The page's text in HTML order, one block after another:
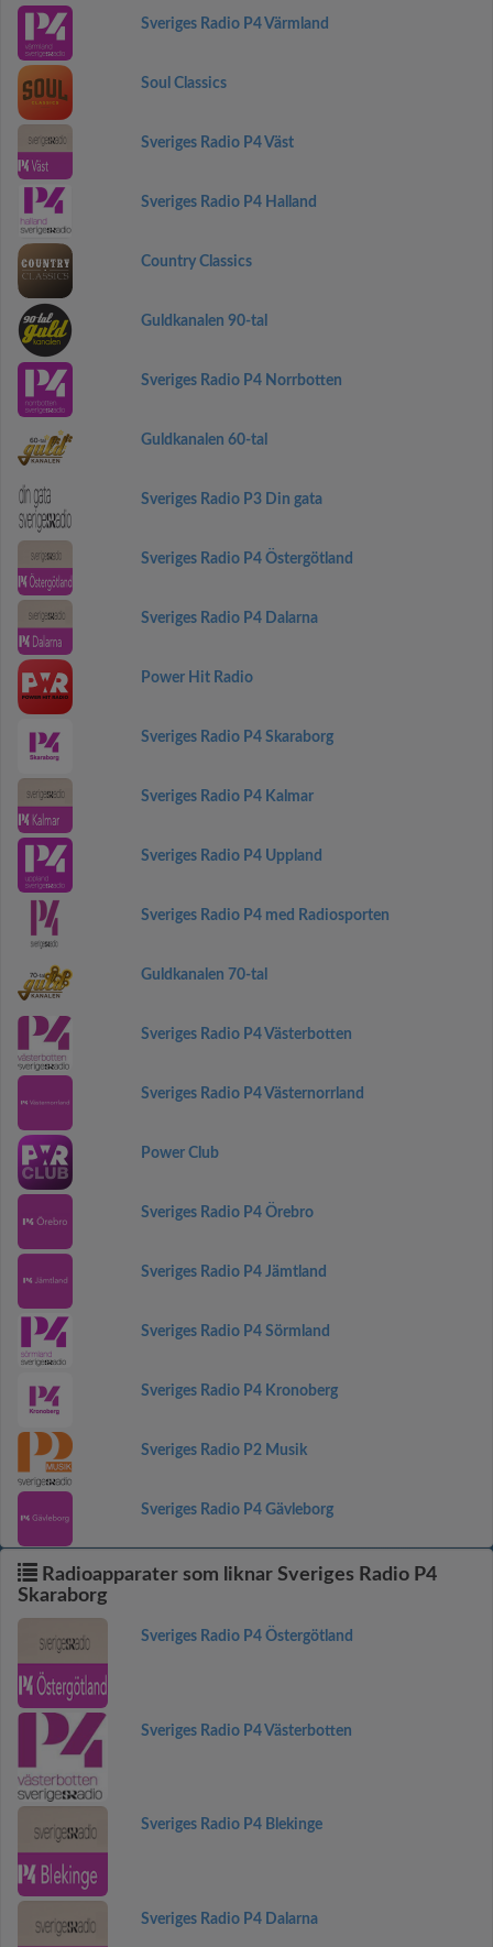
Sveriges Radio P4 Värmland
Soul Classics
Sveriges Radio P4 Väst
Sveriges Radio P4 Halland
Country Classics
Guldkanalen 90-tal
Sveriges Radio P4 Norrbotten
Guldkanalen 60-tal
Sveriges Radio P3 Din gata
Sveriges Radio P4 Östergötland
Sveriges Radio P4 Dalarna
Power Hit Radio
Sveriges Radio P4 Skaraborg
Sveriges Radio P4 Kalmar
Sveriges Radio P4 Uppland
Sveriges Radio P4 med Radiosporten
Guldkanalen 70-tal
Sveriges Radio P4 Västerbotten
Sveriges Radio P4 Västernorrland
Power Club
Sveriges Radio P4 Örebro
Sveriges Radio P4 Jämtland
Sveriges Radio P4 Sörmland
Sveriges Radio P4 Kronoberg
Sveriges Radio P2 Musik
Sveriges Radio P4 Gävleborg
Radioapparater som liknar Sveriges Radio P4
Skaraborg
Sveriges Radio P4 Östergötland
Sveriges Radio P4 Västerbotten
Sveriges Radio P4 Blekinge
Sveriges Radio P4 Dalarna